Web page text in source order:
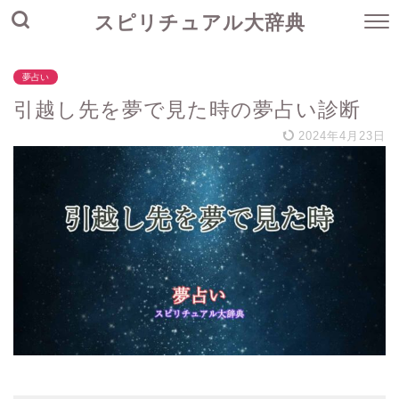
スピリチュアル大辞典
夢占い
引越し先を夢で見た時の夢占い診断
2024年4月23日